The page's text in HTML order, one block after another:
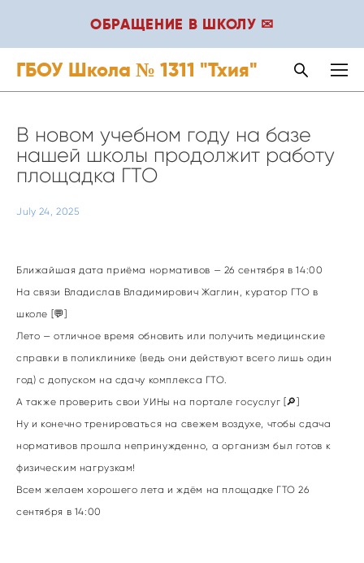
ОБРАЩЕНИЕ В ШКОЛУ ✉
ГБОУ Школа № 1311 "Тхия"
July 24, 2025
В новом учебном году на базе
нашей школы продолжит работу
площадка ГТО
Ближайшая дата приёма нормативов — 26 сентября в 14:00
На связи Владислав Владимирович Жаглин, куратор ГТО в
школе [💬]
Лето — отличное время обновить или получить медицинские
справки в поликлинике (ведь они действуют всего лишь один
год) с допуском на сдачу комплекса ГТО.
А также проверить свои УИНы на портале госуслуг [🔎]
Ну и конечно тренироваться на свежем воздухе, чтобы сдача
нормативов прошла непринужденно, а организм был готов к
физическим нагрузкам!
Всем желаем хорошего лета и ждём на площадке ГТО 26
сентября в 14:00